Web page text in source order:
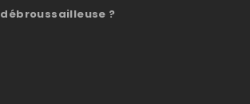
débroussailleuse ?